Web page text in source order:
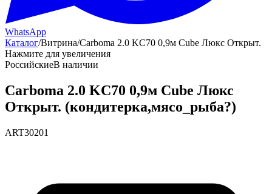
WhatsApp
Каталог/Витрина/Carboma 2.0 KC70 0,9м Cube Люкс Открыт.
Нажмите для увеличения
РоссийскиеВ наличии
Carboma 2.0 KC70 0,9м Cube Люкс
Открыт. (кондитерка,мясо_рыба?)
ART30201